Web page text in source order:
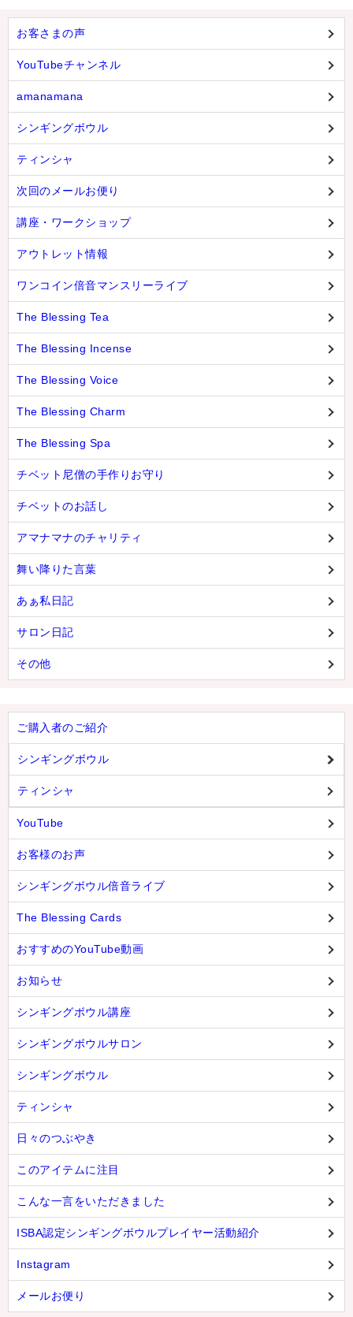
チベット高僧のオラクルカード
ベル＆ドルジェ
シンギングボウル入門本・CD
アウトレット
オリジナルグッズ
神々とつながるジュエリー
ヒーリング・マンダラポスター
ロゴステッカー・ポストカード各種
亡命チベット人尼僧のお守り・チャーム
チベット・マントラ・ヒーリングCD
ギフトラッピング
シンギングボウル講座
●初級講座
●倍音呼吸法レッスン
中級講座
上級講座
ビギナー講師・養成講座
アマナマナとは
About Us
メールお便り登録
LINEお友だち登録
お客様の声
ブログ
特商法の表記
お客さまの声
YouTubeチャンネル
amanamana
シンギングボウル
ティンシャ
次回のメールお便り
講座・ワークショップ
アウトレット情報
ワンコイン倍音マンスリーライブ
The Blessing Tea
The Blessing Incense
The Blessing Voice
The Blessing Charm
The Blessing Spa
チベット尼僧の手作りお守り
チベットのお話し
アマナマナのチャリティ
舞い降りた言葉
あぁ私日記
サロン日記
その他
ご購入者のご紹介
シンギングボウル
ティンシャ
YouTube
お客様のお声
シンギングボウル倍音ライブ
The Blessing Cards
おすすめのYouTube動画
お知らせ
シンギングボウル講座
シンギングボウルサロン
シンギングボウル
ティンシャ
日々のつぶやき
このアイテムに注目
こんな一言をいただきました
ISBA認定シンギングボウルプレイヤー活動紹介
Instagram
メールお便り